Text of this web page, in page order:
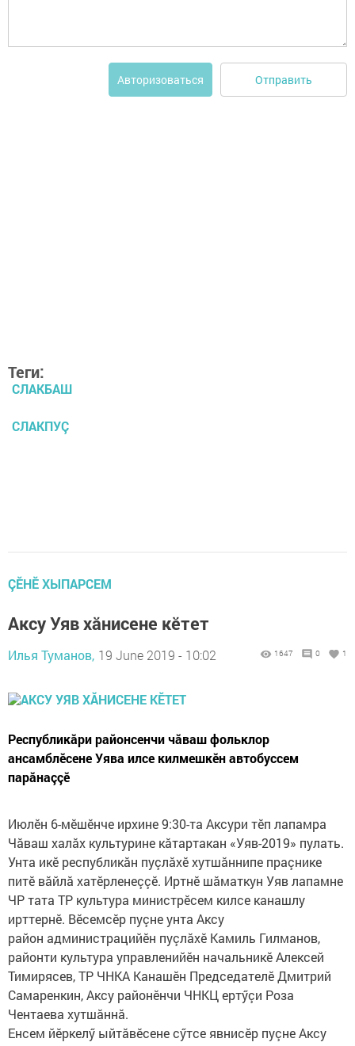
Авторизоваться Отправить
Теги:
СЛАКБАШ
СЛАКПУÇ
ÇӖНӖ ХЫПАРСЕМ
Аксу Уяв хăнисене кӗтет
Илья Туманов, 19 June 2019 - 10:02 1647 0 1
Республикăри районсенчи чăваш фольклор
ансамблӗсене Уява илсе килмешкӗн автобуссем
парăнаççӗ
Июлӗн 6-мӗшӗнче ирхине 9:30-та Аксури тӗп лапамра
Чăваш халăх культурине кăтартакан «Уяв-2019» пулать.
Унта икӗ республикăн пуçлăхӗ хутшăннипе праçнике
питӗ вăйлă хатӗрленеççӗ. Иртнӗ шăматкун Уяв лапамне
ЧР тата ТР культура министрӗсем килсе канашлу
ирттернӗ. Вӗсемсӗр пуçне унта Аксу
район администрацийӗн пуçлăхӗ Камиль Гилманов,
районти культура управленийӗн начальникӗ Алексей
Тимирясев, ТР ЧНКА Канашӗн Председателӗ Дмитрий
Самаренкин, Аксу районӗнчи ЧНКЦ ертӳçи Роза
Чентаева хутшăннă.
Енсем йӗркелӳ ыйтăвӗсене сӳтсе явнисӗр пуçне Аксу